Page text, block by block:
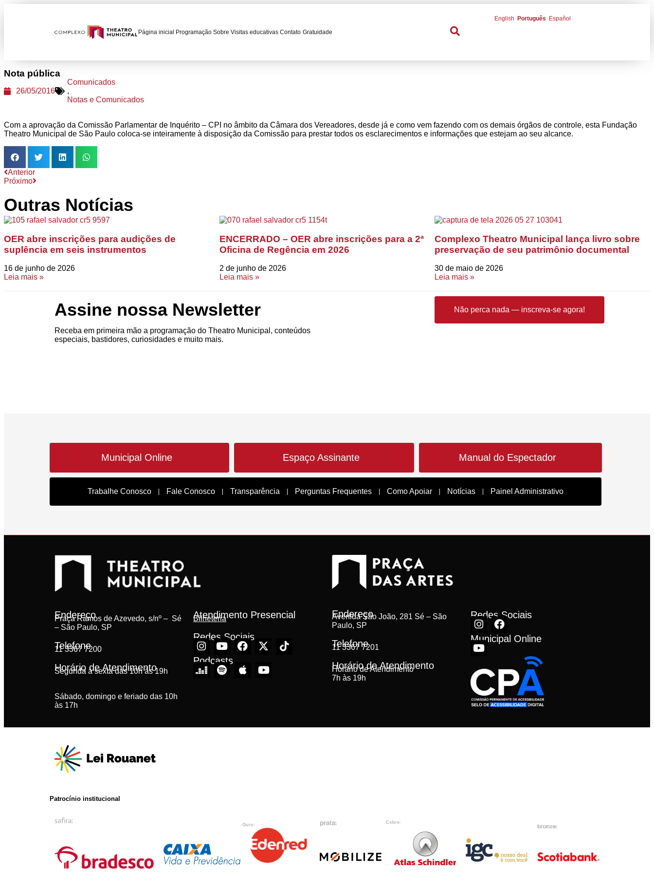
Página inicial Programação Sobre Visitas educativas Contato Gratuidade
English Português Español
Nota pública
26/05/2016
Comunicados
,
Notas e Comunicados
Com a aprovação da Comissão Parlamentar de Inquérito – CPI no âmbito da Câmara dos Vereadores, desde já e como vem fazendo com os demais órgãos de controle, esta Fundação
Theatro Municipal de São Paulo coloca-se inteiramente à disposição da Comissão para prestar todos os esclarecimentos e informações que estejam ao seu alcance.
Anterior
Próximo
Outras Notícias
OER abre inscrições para audições de
suplência em seis instrumentos
16 de junho de 2026
Leia mais »
ENCERRADO – OER abre inscrições para a 2ª
Oficina de Regência em 2026
2 de junho de 2026
Leia mais »
Complexo Theatro Municipal lança livro sobre
preservação de seu patrimônio documental
30 de maio de 2026
Leia mais »
Assine nossa Newsletter
Receba em primeira mão a programação do Theatro Municipal, conteúdos
especiais, bastidores, curiosidades e muito mais.
Não perca nada — inscreva-se agora!
Municipal Online Espaço Assinante Manual do Espectador
Trabalhe Conosco Fale Conosco Transparência Perguntas Frequentes Como Apoiar Notícias Painel Administrativo
Endereço
Praça Ramos de Azevedo, s/nº – Sé
– São Paulo, SP
Telefone
11 3367 7200
Horário de Atendimento
Segunda à sexta das 10h às 19h
Sábado, domingo e feriado das 10h
às 17h
Atendimento Presencial
Bilheteria
Redes Sociais
Podcasts
Endereço
Avenida São João, 281 Sé – São
Paulo, SP
Telefone
11 3367 7201
Horário de Atendimento
Horário de Atendimento
7h às 19h
Redes Sociais
Municipal Online
Patrocínio institucional
Ouro:
Cobre: